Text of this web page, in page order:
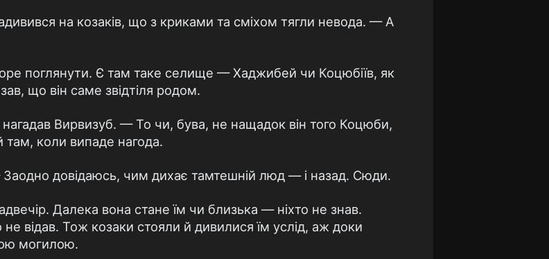
на козаків, що з криками та сміхом тягли невода. — А
поглянути. Є там таке селище — Хаджибей чи Коцюбіїв, як
що він саме звідтіля родом.
Вирвизуб. — То чи, бува, не нащадок він того Коцюби,
там, коли випаде нагода.
довідаюсь, чим дихає тамтешній люд — і назад. Сюди.
Далека вона стане їм чи близька — ніхто не знав.
відав. Тож козаки стояли й дивилися їм услід, аж доки
могилою.